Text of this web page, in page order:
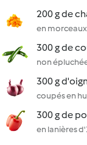
200 g de
en morceaux
300 g de
non
300 g
coupés en
300 g de
en lanières